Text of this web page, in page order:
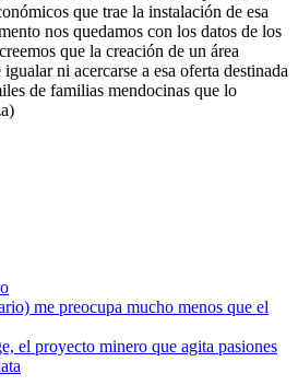
que trae la instalación de esa
nos quedamos con los datos de los
que la creación de un área
ni acercarse a esa oferta destinada
de familias mendocinas que lo
me preocupa mucho menos que el
el proyecto minero que agita pasiones